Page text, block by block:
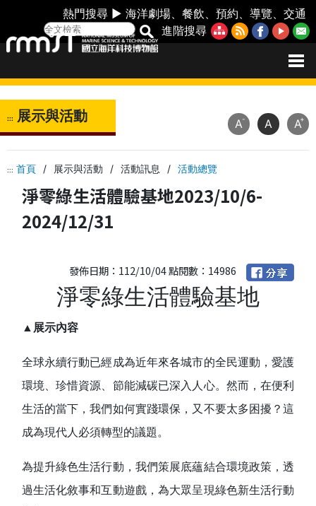
熱門搜尋 ►海洋劇場 、餐飲 、預約 、導覽 、交通
進階搜尋
::: 展示與活動
::: 首頁 / 展示與活動 / 活動訊息 / 活動總覽
A- A A+
淨零綠生活體驗基地2023/10/6-
2024/12/31
發佈日期：112/10/04 點閱數：14986
淨零綠生活體驗基地
▲展示內容
全球永續行動已經成為近年來各城市的全民運動，愛護
環境、珍惜資源、節能減碳已深入人心。然而，在便利
生活的當下，我們如何實踐環保，又不要太多困擾？這
成為現代人必須轉型的議題。
為提升綠色生活行動，我們策展底蘊結合環境政策，透
過生活化敘事和互動遊戲，為大眾呈現綠色新生活行動